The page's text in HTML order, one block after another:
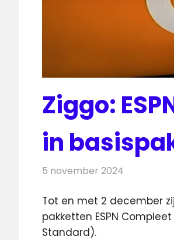
Ziggo:
in
5 november 2024
Tot en met 2 december
pakketten ESPN
Standard).